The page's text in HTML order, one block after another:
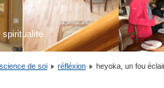
spiritualité
de soi réfléxion heyoka, un fou